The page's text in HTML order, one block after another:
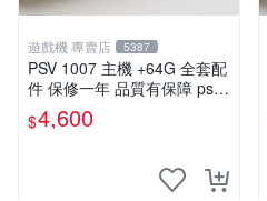
遊戲機 專賣店 5387
PSV 1007 主機 +64G 全套配
件 保修一年 品質有保障 psvit
$4,600